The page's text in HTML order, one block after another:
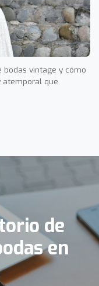
bodas vintage y cómo
atemporal que
de
en